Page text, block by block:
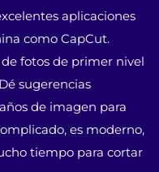
aplicaciones
como CapCut.
fotos de primer nivel
sugerencias
de imagen para
es moderno,
tiempo para cortar